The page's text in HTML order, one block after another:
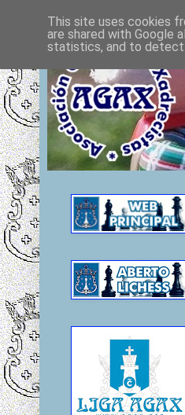
This site uses cookies
are shared with Google
statistics, and to detect